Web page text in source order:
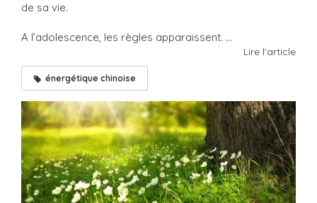
de sa vie.
A l’adolescence, les règles apparaissent. ...
Lire l'article
énergétique chinoise